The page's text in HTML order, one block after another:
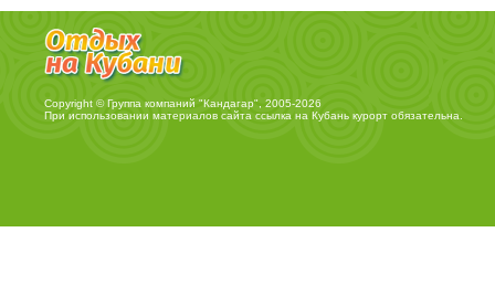
Copyright © Группа компаний "Кандагар", 2005-2026
При использовании материалов сайта ссылка на Кубань курортобязательна.